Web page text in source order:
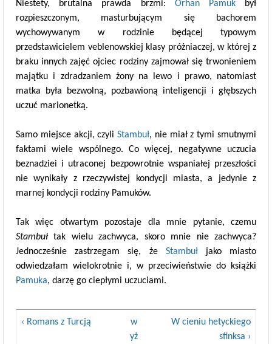
Niestety, brutalna prawda brzmi: Orhan Pamukbył
rozpieszczonym, masturbującym się bachorem
wychowywanym w rodzinie będącej typowym
przedstawicielem veblenowskiej klasy próżniaczej, w której z
braku innych zajęć ojciec rodziny zajmował się trwonieniem
majątku i zdradzaniem żony na lewo i prawo, natomiast
matka była bezwolną, pozbawioną inteligencji i głębszych
uczuć marionetką.
Samo miejsce akcji, czyliStambuł, nie miał z tymi smutnymi
faktami wiele wspólnego. Co więcej, negatywne uczucia
beznadziei i utraconej bezpowrotnie wspaniałej przeszłości
nie wynikały z rzeczywistej kondycji miasta, a jedynie z
marnej kondycji rodziny Pamuków.
Tak więc otwartym pozostaje dla mnie pytanie, czemu
Stambułtak wielu zachwyca, skoro mnie nie zachwyca?
Jednocześnie zastrzegam się, że Stambułjako miasto
odwiedzałam wielokrotnie i, w przeciwieństwie do książki
Pamuka, darzę go ciepłymi uczuciami.
‹ Romans z Turcją
w
yż
W cieniu hetyckiego
sfinksa ›